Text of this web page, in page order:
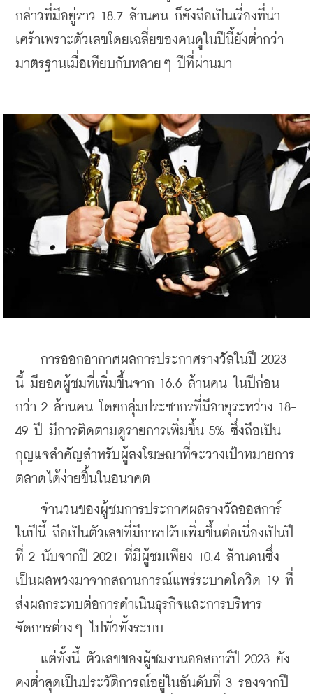
กล่าวที่มีอยู่ราว 18.7 ล้านคน ก็ยังถือเป็นเรื่องที่น่า
เศร้าเพราะตัวเลขโดยเฉลี่ยของคนดูในปีนี้ยังต่ำกว่า
มาตรฐานเมื่อเทียบกับหลายๆ ปีที่ผ่านมา
การออกอากาศผลการประกาศรางวัลในปี 2023
นี้ มียอดผู้ชมที่เพิ่มขึ้นจาก 16.6 ล้านคน ในปีก่อน
กว่า 2 ล้านคน โดยกลุ่มประชากรที่มีอายุระหว่าง 18-
49 ปี มีการติดตามดูรายการเพิ่มขึ้น 5% ซึ่งถือเป็น
กุญแจสำคัญสำหรับผู้ลงโฆษณาที่จะวางเป้าหมายการ
ตลาดได้ง่ายขึ้นในอนาคต
จำนวนของผู้ชมการประกาศผลรางวัลออสการ์
ในปีนี้ ถือเป็นตัวเลขที่มีการปรับเพิ่มขึ้นต่อเนื่องเป็นปี
ที่ 2 นับจากปี 2021 ที่มีผู้ชมเพียง 10.4 ล้านคนซึ่ง
เป็นผลพวงมาจากสถานการณ์แพร่ระบาดโควิด-19 ที่
ส่งผลกระทบต่อการดำเนินธุรกิจและการบริหาร
จัดการต่างๆ ไปทั่วทั้งระบบ
แต่ทั้งนี้ ตัวเลขของผู้ชมงานออสการ์ปี 2023 ยัง
คงต่ำสุดเป็นประวัติการณ์อยู่ในอันดับที่ 3 รองจากปี